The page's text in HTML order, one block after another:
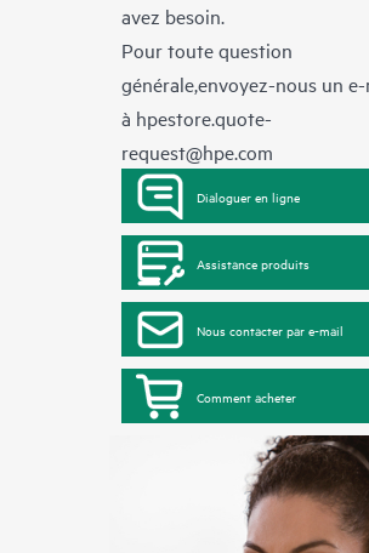
avez besoin.
Pour toute question
générale,envoyez-nous un
à hpestore.quote-
request@hpe.com
Dialoguer en ligne
Assistance produits
Nous contacter par e-mail
Comment acheter